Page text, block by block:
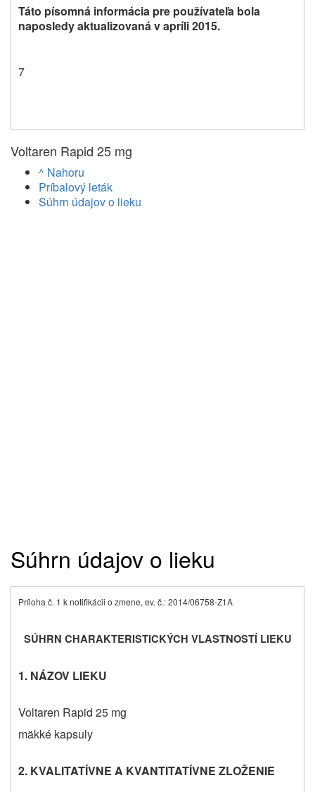
Táto písomná informácia pre používateľa bola
naposledy aktualizovaná v apríli 2015.
7
Voltaren Rapid 25 mg
^ Nahoru
Príbalový leták
Súhrn údajov o lieku
Súhrn údajov o lieku
Príloha č. 1 k notifikácii o zmene, ev. č.: 2014/06758-Z1A
SÚHRN CHARAKTERISTICKÝCH VLASTNOSTÍ LIEKU
1. NÁZOV LIEKU
Voltaren Rapid 25 mg
mäkké kapsuly
2. KVALITATÍVNE A KVANTITATÍVNE ZLOŽENIE